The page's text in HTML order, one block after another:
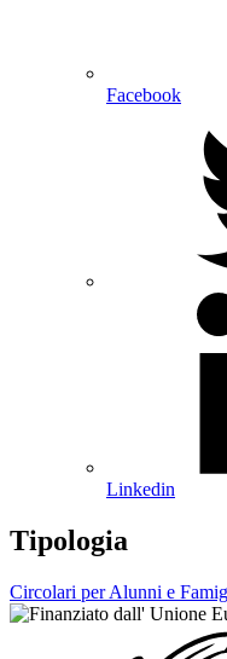
Facebook
Linkedin
Tipologia
Circolari per Alunni e